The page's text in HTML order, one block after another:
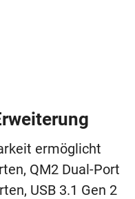
ermöglicht
QM2 Dual-Port
USB 3.1 Gen 2